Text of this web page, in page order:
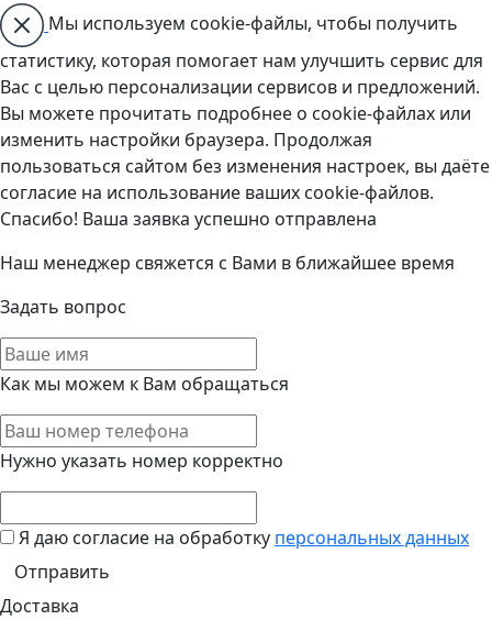
Мы используем cookie-файлы, чтобы получить
статистику, которая помогает нам улучшить сервис для
Вас с целью персонализации сервисов и предложений.
Вы можете прочитать подробнее о cookie-файлах или
изменить настройки браузера. Продолжая
пользоваться сайтом без изменения настроек, вы даёте
согласие на использование ваших cookie-файлов.
Спасибо! Ваша заявка успешно отправлена
Наш менеджер свяжется с Вами в ближайшее время
Задать вопрос
Как мы можем к Вам обращаться
Нужно указать номер корректно
Я даю согласие на обработку персональных данных
Доставка